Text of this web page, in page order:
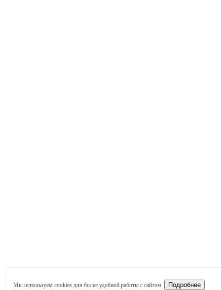
Мы используем cookies для более удобной работы с сайтом. Подробнее